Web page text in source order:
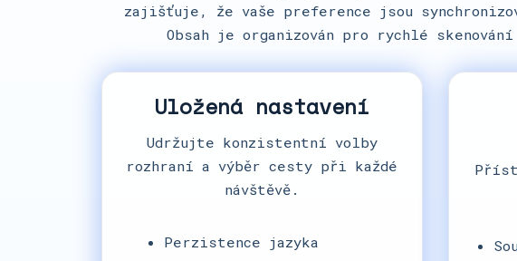
zajišťuje, že vaše preference jsou
Obsah je organizován pro rychlé
Uložená nastavení
Udržujte konzistentní volby
rozhraní a výběr cesty při každé
návštěvě.
Perzistence jazyka